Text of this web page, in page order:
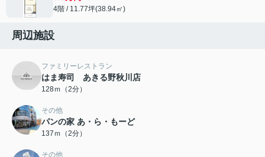
4階 / 11.77坪(38.94㎡)
周辺施設
ファミリーレストラン
はま寿司 あきる野秋川店
128ｍ（2分）
その他
パンの家 あ・ら・もーど
137ｍ（2分）
その他